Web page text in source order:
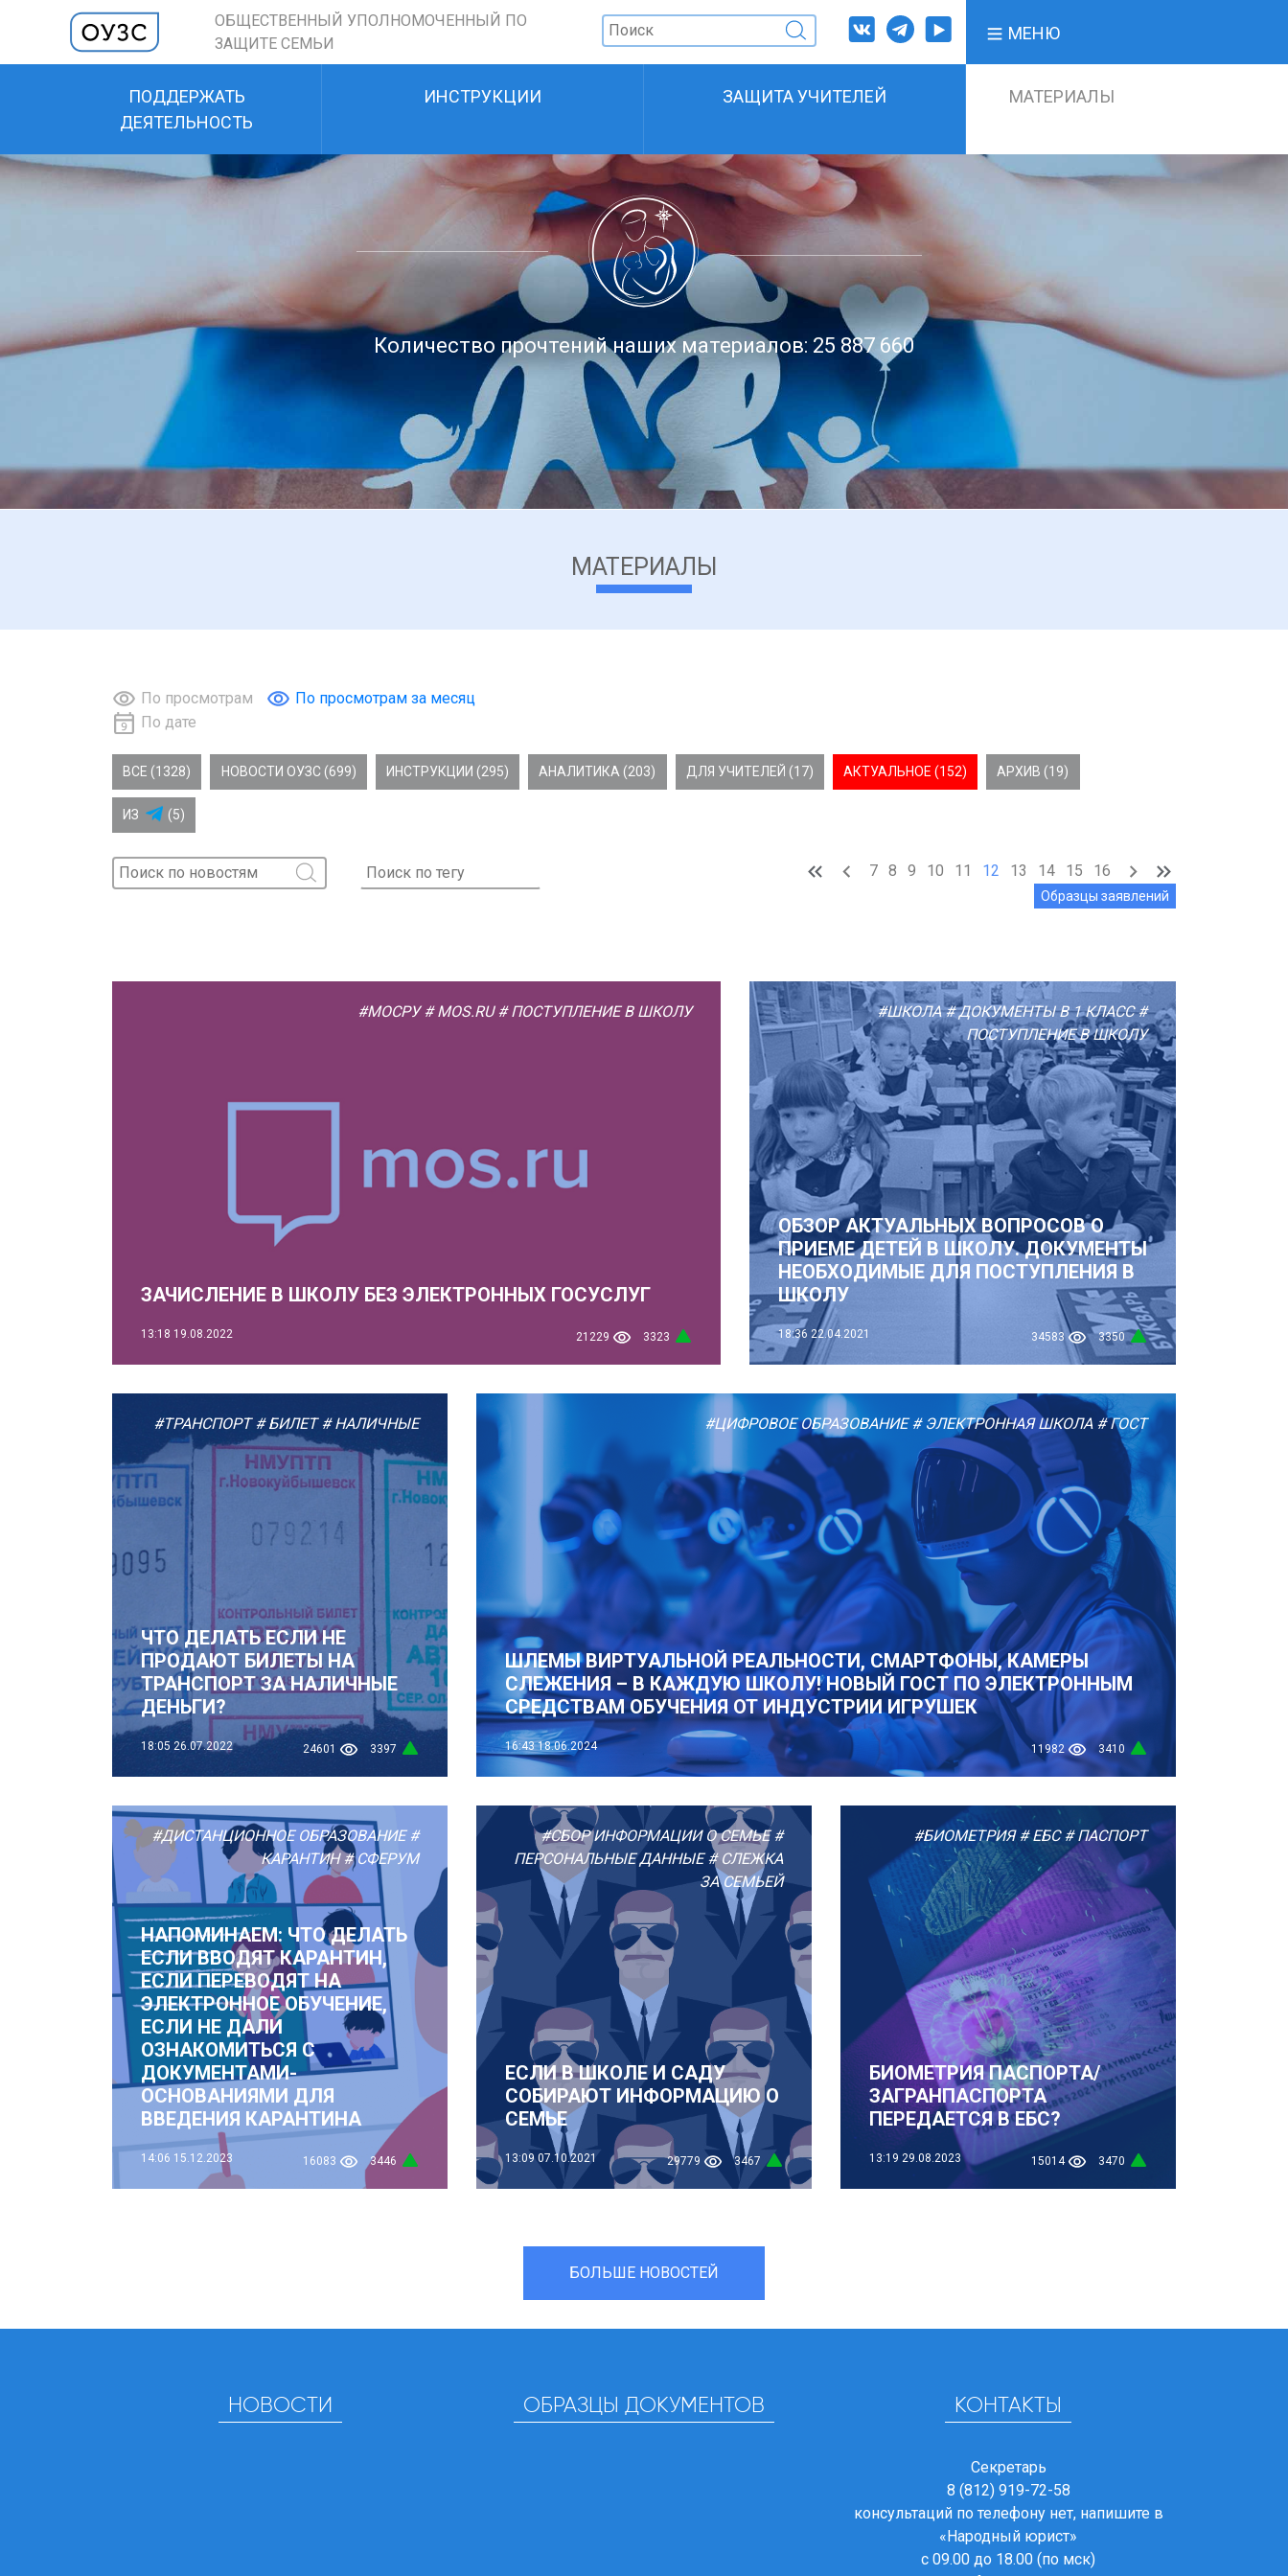
ОБЩЕСТВЕННЫЙ УПОЛНОМОЧЕННЫЙ ПО
ЗАЩИТЕ СЕМЬИ
МЕНЮ
ПОДДЕРЖАТЬ
ДЕЯТЕЛЬНОСТЬ
ИНСТРУКЦИИ ЗАЩИТА УЧИТЕЛЕЙ МАТЕРИАЛЫ
Количество прочтений наших материалов: 25 887 660
МАТЕРИАЛЫ
По просмотрам
По просмотрам за месяц
По дате
ВСЕ (1328) НОВОСТИ ОУЗС (699) ИНСТРУКЦИИ (295) АНАЛИТИКА (203) ДЛЯ УЧИТЕЛЕЙ (17) АКТУАЛЬНОЕ (152) АРХИВ (19)
ИЗ (5)
7 8 9 10 11 12 13 14 15 16
Образцы заявлений
#МОСРУ # MOS.RU # ПОСТУПЛЕНИЕ В ШКОЛУ
ЗАЧИСЛЕНИЕ В ШКОЛУ БЕЗ ЭЛЕКТРОННЫХ ГОСУСЛУГ
13:18 19.08.2022 21229 3323
#ШКОЛА # ДОКУМЕНТЫ В 1 КЛАСС #
ПОСТУПЛЕНИЕ В ШКОЛУ
ОБЗОР АКТУАЛЬНЫХ ВОПРОСОВ О
ПРИЕМЕ ДЕТЕЙ В ШКОЛУ. ДОКУМЕНТЫ
НЕОБХОДИМЫЕ ДЛЯ ПОСТУПЛЕНИЯ В
ШКОЛУ
18:36 22.04.2021 34583 3350
#ТРАНСПОРТ # БИЛЕТ # НАЛИЧНЫЕ
ЧТО ДЕЛАТЬ ЕСЛИ НЕ
ПРОДАЮТ БИЛЕТЫ НА
ТРАНСПОРТ ЗА НАЛИЧНЫЕ
ДЕНЬГИ?
18:05 26.07.2022 24601 3397
#ЦИФРОВОЕ ОБРАЗОВАНИЕ # ЭЛЕКТРОННАЯ ШКОЛА # ГОСТ
ШЛЕМЫ ВИРТУАЛЬНОЙ РЕАЛЬНОСТИ, СМАРТФОНЫ, КАМЕРЫ
СЛЕЖЕНИЯ – В КАЖДУЮ ШКОЛУ! НОВЫЙ ГОСТ ПО ЭЛЕКТРОННЫМ
СРЕДСТВАМ ОБУЧЕНИЯ ОТ ИНДУСТРИИ ИГРУШЕК
16:43 18.06.2024 11982 3410
#ДИСТАНЦИОННОЕ ОБРАЗОВАНИЕ #
КАРАНТИН # СФЕРУМ
НАПОМИНАЕМ: ЧТО ДЕЛАТЬ
ЕСЛИ ВВОДЯТ КАРАНТИН,
ЕСЛИ ПЕРЕВОДЯТ НА
ЭЛЕКТРОННОЕ ОБУЧЕНИЕ,
ЕСЛИ НЕ ДАЛИ
ОЗНАКОМИТЬСЯ С
ДОКУМЕНТАМИ-
ОСНОВАНИЯМИ ДЛЯ
ВВЕДЕНИЯ КАРАНТИНА
14:06 15.12.2023 16083 3446
#СБОР ИНФОРМАЦИИ О СЕМЬЕ #
ПЕРСОНАЛЬНЫЕ ДАННЫЕ # СЛЕЖКА
ЗА СЕМЬЕЙ
ЕСЛИ В ШКОЛЕ И САДУ
СОБИРАЮТ ИНФОРМАЦИЮ О
СЕМЬЕ
13:09 07.10.2021 29779 3467
#БИОМЕТРИЯ # ЕБС # ПАСПОРТ
БИОМЕТРИЯ ПАСПОРТА/
ЗАГРАНПАСПОРТА
ПЕРЕДАЕТСЯ В ЕБС?
13:19 29.08.2023 15014 3470
БОЛЬШЕ НОВОСТЕЙ
НОВОСТИ ОБРАЗЦЫ ДОКУМЕНТОВ КОНТАКТЫ
Секретарь
8 (812) 919-72-58
консультаций по телефону нет, напишите в
«Народный юрист»
с 09.00 до 18.00 (по мск)